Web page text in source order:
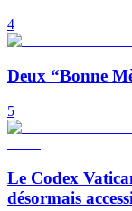
4
Deux “Bonne
5
Le Codex
désormais